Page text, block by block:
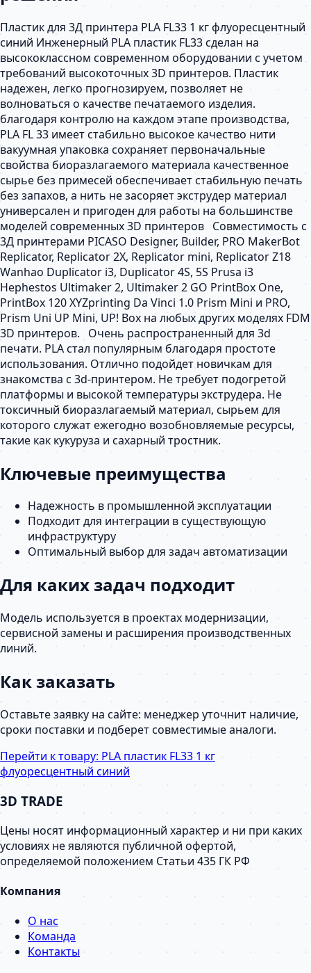
Пластик для 3Д принтера PLA FL33 1 кг флуоресцентный
синий Инженерный PLA пластик FL33 сделан на
высококлассном современном оборудовании с учетом
требований высокоточных 3D принтеров. Пластик
надежен, легко прогнозируем, позволяет не
волноваться о качестве печатаемого изделия.
благодаря контролю на каждом этапе производства,
PLA FL 33 имеет стабильно высокое качество нити
вакуумная упаковка сохраняет первоначальные
свойства биоразлагаемого материала качественное
сырье без примесей обеспечивает стабильную печать
без запахов, а нить не засоряет экструдер материал
универсален и пригоден для работы на большинстве
моделей современных 3D принтеров Совместимость с
3Д принтерами PICASO Designer, Builder, PRO MakerBot
Replicator, Replicator 2X, Replicator mini, Replicator Z18
Wanhao Duplicator i3, Duplicator 4S, 5S Prusa i3
Hephestos Ultimaker 2, Ultimaker 2 GO PrintBox One,
PrintBox 120 XYZprinting Da Vinci 1.0 Prism Mini и PRO,
Prism Uni UP Mini, UP! Box на любых других моделях FDM
3D принтеров. Очень распространенный для 3d
печати. PLA стал популярным благодаря простоте
использования. Отлично подойдет новичкам для
знакомства с 3d-принтером. Не требует подогретой
платформы и высокой температуры экструдера. Не
токсичный биоразлагаемый материал, сырьем для
которого служат ежегодно возобновляемые ресурсы,
такие как кукуруза и сахарный тростник.
Ключевые преимущества
Надежность в промышленной эксплуатации
Подходит для интеграции в существующую
инфраструктуру
Оптимальный выбор для задач автоматизации
Для каких задач подходит
Модель используется в проектах модернизации,
сервисной замены и расширения производственных
линий.
Как заказать
Оставьте заявку на сайте: менеджер уточнит наличие,
сроки поставки и подберет совместимые аналоги.
Перейти к товару: PLA пластик FL33 1 кг
флуоресцентный синий
3D TRADE
Цены носят информационный характер и ни при каких
условиях не являются публичной офертой,
определяемой положением Статьи 435 ГК РФ
Компания
О нас
Команда
Контакты